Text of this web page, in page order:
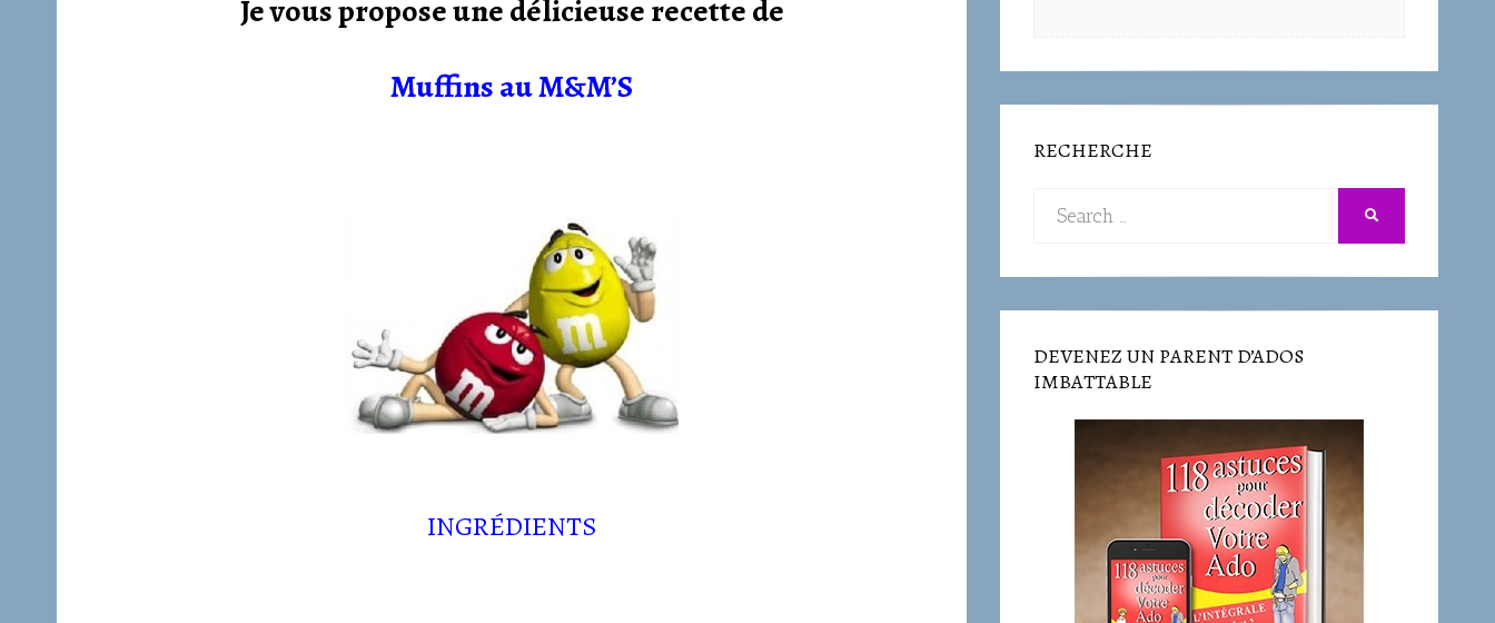
Je vous propose une délicieuse recette de
Muffins au M&M’S
INGRÉDIENTS
RECHERCHE
Search
DEVENEZ UN PARENT D’ADOS
IMBATTABLE